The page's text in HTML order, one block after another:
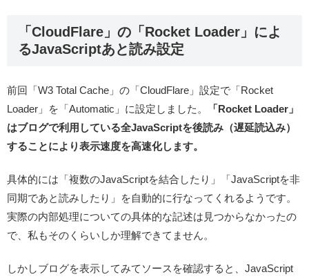
「CloudFlare」の「Rocket Loader」によ
るJavaScriptあと読み設定
前回「W3 Total Cache」の「CloudFlare」設定で「Rocket
Loader」を「Automatic」に設定しました。
「Rocket Loader」
はブログで利用している全JavaScriptを後読み（遅延読込み）
することにより表示速度を高速化します。
具体的には「複数のJavaScriptを結合したり」「JavaScriptを非
同期であと読みしたり」を自動的に行なってくれるようです。
実際の内部処理についての具体的な記述は見つからなかったの
で、私もそのくらいしか理解できてません。
しかしブログを表示してみてソースを確認すると、JavaScript